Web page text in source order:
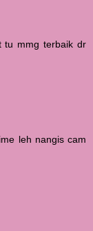
tu mmg terbaik dr
leh nangis cam